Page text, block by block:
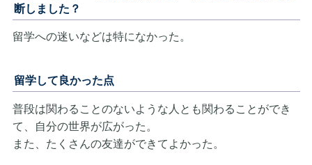
断しました？
留学への迷いなどは特になかった。
留学して良かった点
普段は関わることのないような人とも関わることができ
て、自分の世界が広がった。
また、たくさんの友達ができてよかった。